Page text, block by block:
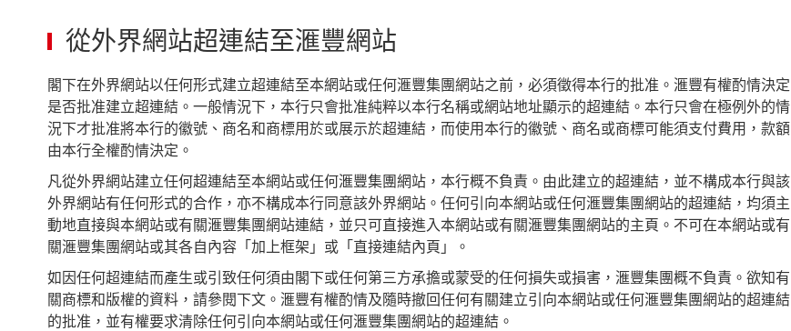
從外界網站超連結至滙豐網站
閣下在外界網站以任何形式建立超連結至本網站或任何滙豐集團網站之前，必須徵得本行的批准。滙豐有權酌情決定
是否批准建立超連結。一般情況下，本行只會批准純粹以本行名稱或網站地址顯示的超連結。本行只會在極例外的情
況下才批准將本行的徽號、商名和商標用於或展示於超連結，而使用本行的徽號、商名或商標可能須支付費用，款額
由本行全權酌情決定。
凡從外界網站建立任何超連結至本網站或任何滙豐集團網站，本行概不負責。由此建立的超連結，並不構成本行與該
外界網站有任何形式的合作，亦不構成本行同意該外界網站。任何引向本網站或任何滙豐集團網站的超連結，均須主
動地直接與本網站或有關滙豐集團網站連結，並只可直接進入本網站或有關滙豐集團網站的主頁。不可在本網站或有
關滙豐集團網站或其各自內容「加上框架」或「直接連結內頁」。
如因任何超連結而產生或引致任何須由閣下或任何第三方承擔或蒙受的任何損失或損害，滙豐集團概不負責。欲知有
關商標和版權的資料，請參閱下文。滙豐有權酌情及隨時撤回任何有關建立引向本網站或任何滙豐集團網站的超連結
的批准，並有權要求清除任何引向本網站或任何滙豐集團網站的超連結。